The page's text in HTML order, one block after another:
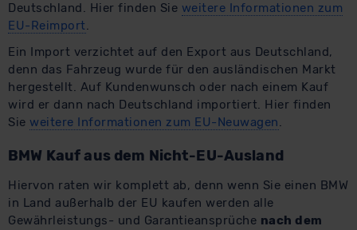
Deutschland. Hier finden Sie weitere Informationen zum
EU-Reimport.
Ein Import verzichtet auf den Export aus Deutschland,
denn das Fahrzeug wurde für den ausländischen Markt
hergestellt. Auf Kundenwunsch oder nach einem Kauf
wird er dann nach Deutschland importiert. Hier finden
Sie weitere Informationen zum EU-Neuwagen.
BMW Kauf aus dem Nicht-EU-Ausland
Hiervon raten wir komplett ab, denn wenn Sie einen BMW
in Land außerhalb der EU kaufen werden alle
Gewährleistungs- und Garantieansprüche nach dem